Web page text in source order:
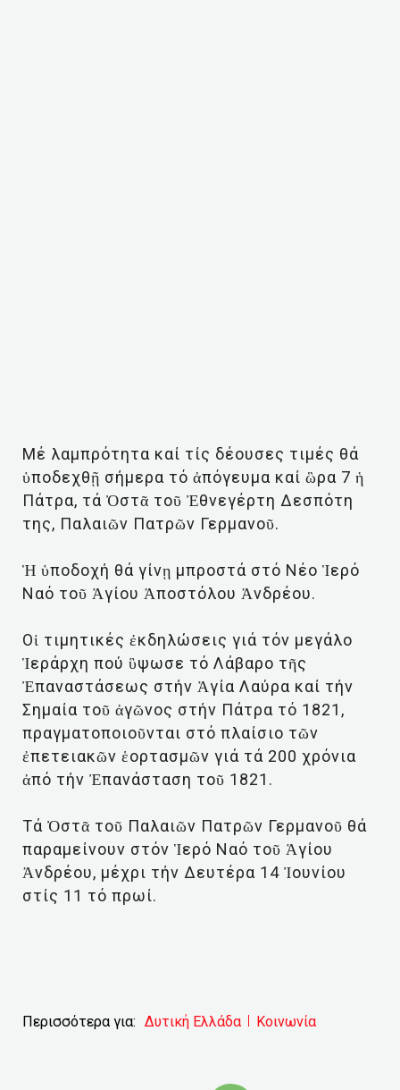
Μέ λαμπρότητα καί τίς δέουσες τιμές θά
ὑποδεχθῇ σήμερα τό ἀπόγευμα καί ὣρα 7 ἡ
Πάτρα, τά Ὀστᾶ τοῦ Ἐθνεγέρτη Δεσπότη
της, Παλαιῶν Πατρῶν Γερμανοῦ.
Ἡ ὑποδοχή θά γίνῃ μπροστά στό Νέο Ἱερό
Ναό τοῦ Ἁγίου Ἀποστόλου Ἀνδρέου.
Οἱ τιμητικές ἐκδηλώσεις γιά τόν μεγάλο
Ἱεράρχη πού ὓψωσε τό Λάβαρο τῆς
Ἐπαναστάσεως στήν Ἁγία Λαύρα καί τήν
Σημαία τοῦ ἀγῶνος στήν Πάτρα τό 1821,
πραγματοποιοῦνται στό πλαίσιο τῶν
ἐπετειακῶν ἑορτασμῶν γιά τά 200 χρόνια
ἀπό τήν Ἐπανάσταση τοῦ 1821.
Τά Ὀστᾶ τοῦ Παλαιῶν Πατρῶν Γερμανοῦ θά
παραμείνουν στόν Ἱερό Ναό τοῦ Ἁγίου
Ἀνδρέου, μέχρι τήν Δευτέρα 14 Ἰουνίου
στίς 11 τό πρωί.
Περισσότερα για: Δυτική Ελλάδα Κοινωνία